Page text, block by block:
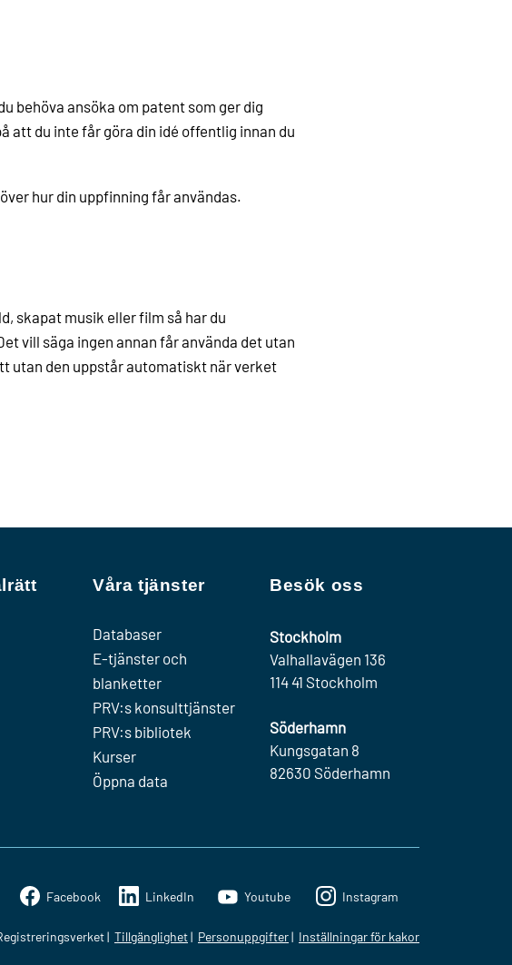
behöva ansöka om patent som ger dig
att du inte får göra din idé offentlig innan du
hur din uppfinning får användas.
skapat musik eller film så har du
vill säga ingen annan får använda det utan
utan den uppstår automatiskt när verket
Våra tjänster
Databaser
E-tjänster och
blanketter
PRV:s konsulttjänster
PRV:s bibliotek
Kurser
Öppna data
Besök oss
Stockholm
Valhallavägen 136
114 41 Stockholm
Söderhamn
Kungsgatan 8
82630 Söderhamn
Facebook LinkedIn Youtube Instagram
Tillgänglighet Personuppgifter Inställningar för kakor